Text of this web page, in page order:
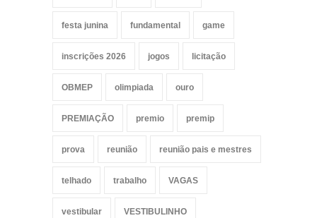
festa junina fundamental game
inscrições 2026 jogos licitação
OBMEP olimpiada ouro
PREMIAÇÃO premio premip
prova reunião reunião pais e mestres
telhado trabalho VAGAS
vestibular VESTIBULINHO